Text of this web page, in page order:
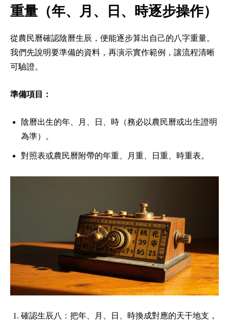
重量（年、月、日、時逐步操作）
從農民曆確認陰曆生辰，便能逐步算出自己的八字重量。
我們先說明要準備的資料，再演示實作範例，讓流程清晰
可驗證。
準備項目：
陰曆出生的年、月、日、時（務必以農民曆或出生證明
為準）。
對照表或農民曆附帶的年重、月重、日重、時重表。
確認生辰八：把年、月、日、時換成對應的天干地支，